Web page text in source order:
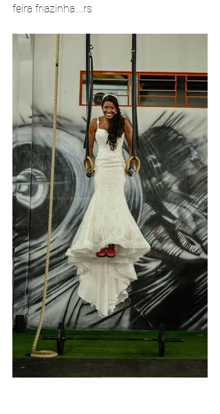
feira friazinha....rs